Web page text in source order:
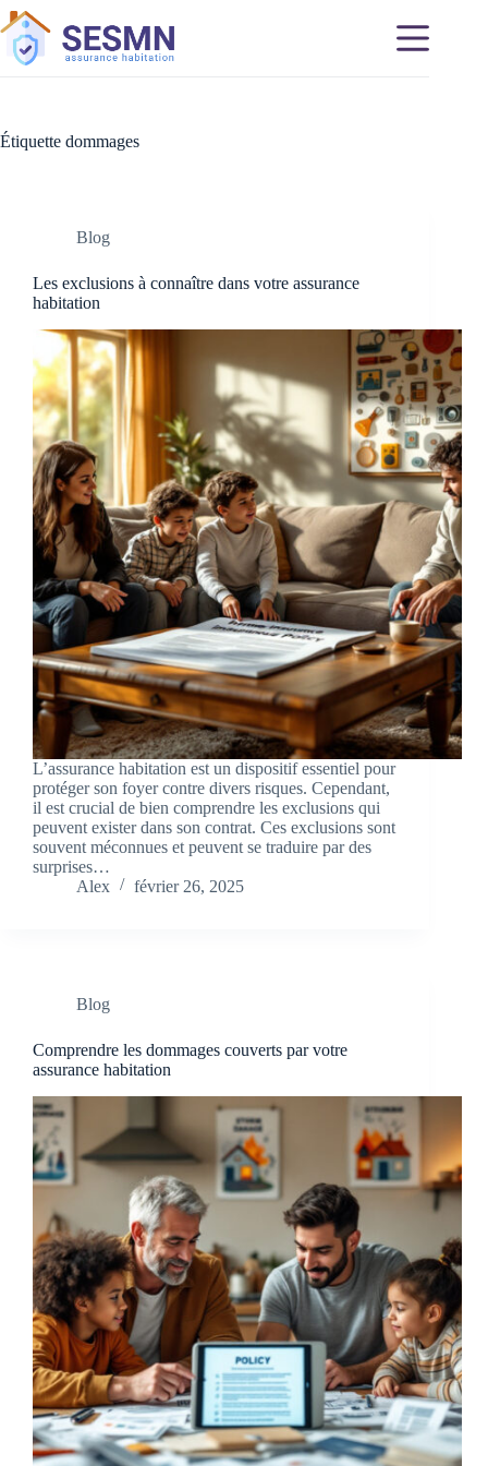
Passer
au
contenu
Étiquette dommages
Blog
Les exclusions à connaître dans votre assurance
habitation
L’assurance habitation est un dispositif essentiel pour
protéger son foyer contre divers risques. Cependant,
il est crucial de bien comprendre les exclusions qui
peuvent exister dans son contrat. Ces exclusions sont
souvent méconnues et peuvent se traduire par des
surprises…
Alex
février 26, 2025
Blog
Comprendre les dommages couverts par votre
assurance habitation